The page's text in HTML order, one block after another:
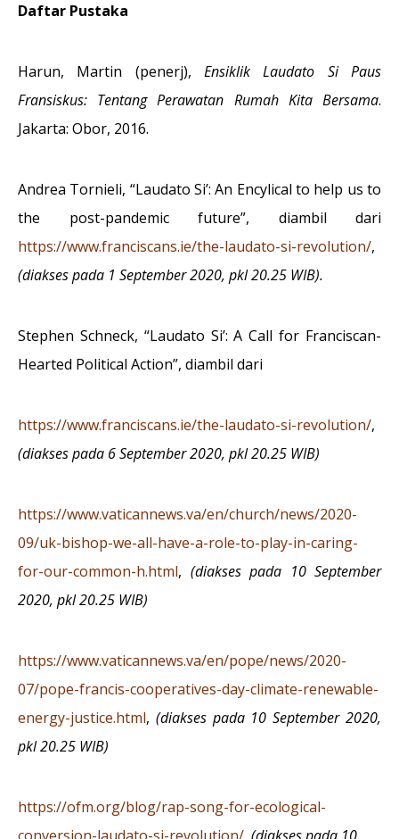
Daftar Pustaka
Harun, Martin (penerj), Ensiklik Laudato Si Paus
Fransiskus: Tentang Perawatan Rumah Kita Bersama.
Jakarta: Obor, 2016.
Andrea Tornieli, “Laudato Si’: An Encylical to help us to
the post-pandemic future”, diambil dari
https://www.franciscans.ie/the-laudato-si-revolution/,
(diakses pada 1 September 2020, pkl 20.25 WIB).
Stephen Schneck, “Laudato Si’: A Call for Franciscan-
Hearted Political Action”, diambil dari
https://www.franciscans.ie/the-laudato-si-revolution/,
(diakses pada 6 September 2020, pkl 20.25 WIB)
https://www.vaticannews.va/en/church/news/2020-
09/uk-bishop-we-all-have-a-role-to-play-in-caring-
for-our-common-h.html, (diakses pada 10 September
2020, pkl 20.25 WIB)
https://www.vaticannews.va/en/pope/news/2020-
07/pope-francis-cooperatives-day-climate-renewable-
energy-justice.html, (diakses pada 10 September 2020,
pkl 20.25 WIB)
https://ofm.org/blog/rap-song-for-ecological-